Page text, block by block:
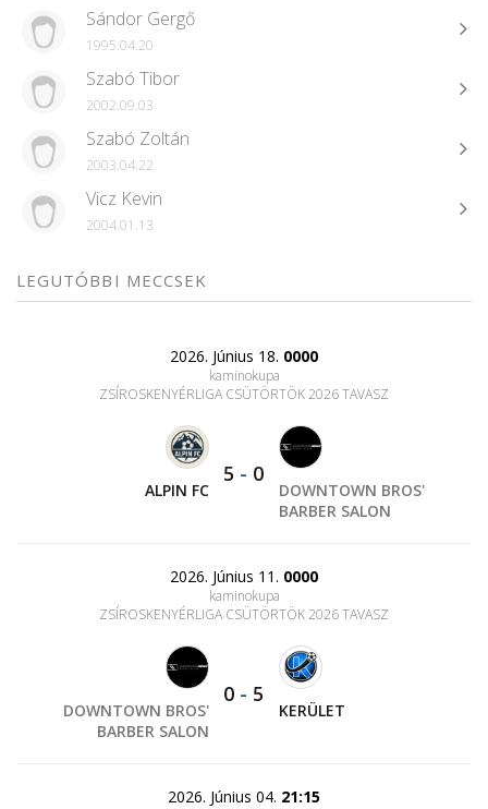
Sándor Gergő
1995.04.20
Szabó Tibor
2002.09.03
Szabó Zoltán
2003.04.22
Vicz Kevin
2004.01.13
LEGUTÓBBI MECCSEK
2026. Június 18. 0000
kaminokupa
ZSÍROSKENYÉRLIGA CSÜTÖRTÖK 2026 TAVASZ
ALPIN FC
5 - 0
DOWNTOWN BROS'
BARBER SALON
2026. Június 11. 0000
kaminokupa
ZSÍROSKENYÉRLIGA CSÜTÖRTÖK 2026 TAVASZ
DOWNTOWN BROS'
BARBER SALON
0 - 5
KERÜLET
2026. Június 04. 21:15